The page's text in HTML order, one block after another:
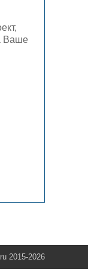
Ваше
2015-2026